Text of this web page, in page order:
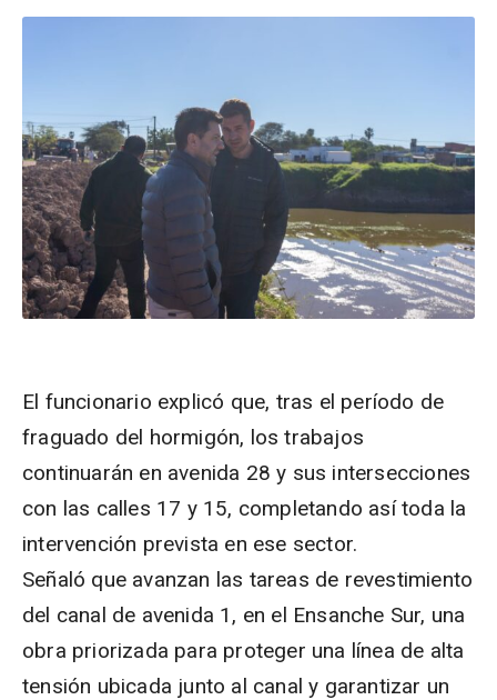
El funcionario explicó que, tras el período de
fraguado del hormigón, los trabajos
continuarán en avenida 28 y sus intersecciones
con las calles 17 y 15, completando así toda la
intervención prevista en ese sector.
Señaló que avanzan las tareas de revestimiento
del canal de avenida 1, en el Ensanche Sur, una
obra priorizada para proteger una línea de alta
tensión ubicada junto al canal y garantizar un